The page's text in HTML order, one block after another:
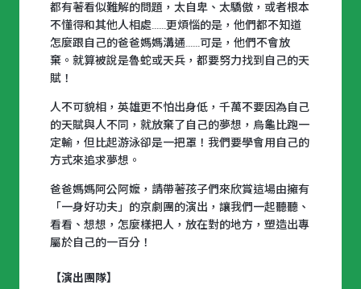
都有著看似難解的問題，太自卑、太驕傲，或者根本
不懂得和其他人相處......更煩惱的是，他們都不知道
怎麼跟自己的爸爸媽媽溝通......可是，他們不會放
棄。就算被說是魯蛇或天兵，都要努力找到自己的天
賦！
人不可貌相，英雄更不怕出身低，千萬不要因為自己
的天賦與人不同，就放棄了自己的夢想，烏龜比跑一
定輸，但比起游泳卻是一把罩！我們要學會用自己的
方式來追求夢想。
爸爸媽媽阿公阿嬤，請帶著孩子們來欣賞這場由擁有
「一身好功夫」的京劇團的演出，讓我們一起聽聽、
看看、想想，怎麼樣把人，放在對的地方，塑造出專
屬於自己的一百分！
【演出團隊】